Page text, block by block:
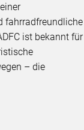
fahrradfreundliche
ist bekannt für
– die